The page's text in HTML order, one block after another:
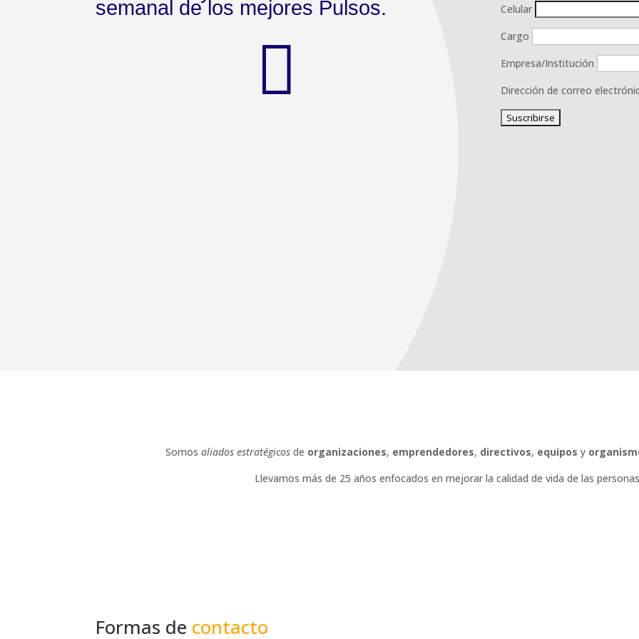
semanal de los mejores Pulsos.

Celular
Cargo
Empresa/Institución
Dirección de correo
Somos aliados estratégicosde organizaciones, emprendedores, directivos, equipos y
Llevamos más de 25 años enfocados en mejorar la calidad de vida de las
Formas de contacto